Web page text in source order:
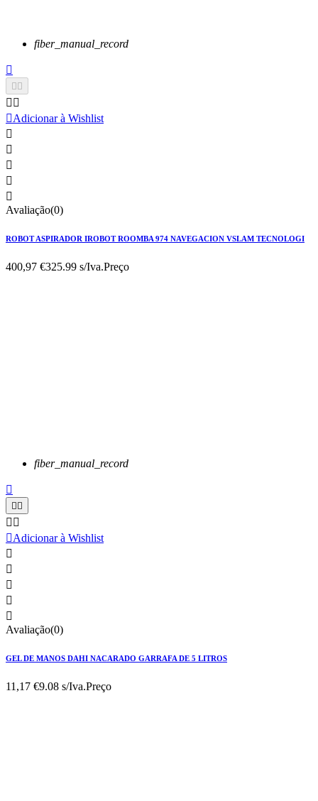
fiber_manual_record

 
 
Adicionar à Wishlist





Avaliação(0)
ROBOT ASPIRADOR IROBOT ROOMBA 974 NAVEGACION VSLAM TECNOLOGI
400,97 €325.99 s/Iva.Preço
fiber_manual_record

 
 
Adicionar à Wishlist





Avaliação(0)
GEL DE MANOS DAHI NACARADO GARRAFA DE 5 LITROS
11,17 €9.08 s/Iva.Preço